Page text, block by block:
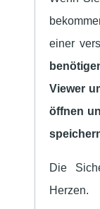
einer
Viewer
öffnen
Die
Herzen.